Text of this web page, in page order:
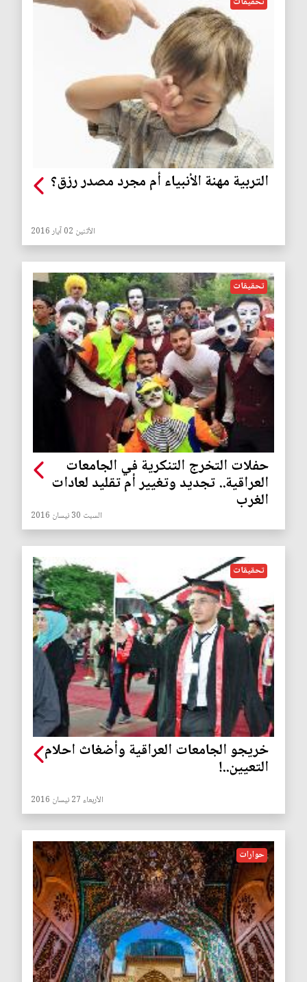
التربية مهنة الأنبياء أم مجرد مصدر رزق؟
الأثنين 02 آيار 2016
تحقيقات
حفلات التخرج التنكرية في الجامعات
العراقية.. تجديد وتغيير أم تقليد لعادات
الغرب
السبت 30 نيسان 2016
تحقيقات
خريجو الجامعات العراقية وأضغاث احلام
التعيين..!
الأربعاء 27 نيسان 2016
حوارات